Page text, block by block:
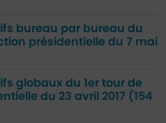
bureau par bureau du
présidentielle du 7 mai
globaux du 1er tour de
du 23 avril 2017 (154